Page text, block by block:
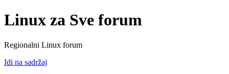
Linux za Sve forum
Regionalni Linux forum
Idi na sadržaj